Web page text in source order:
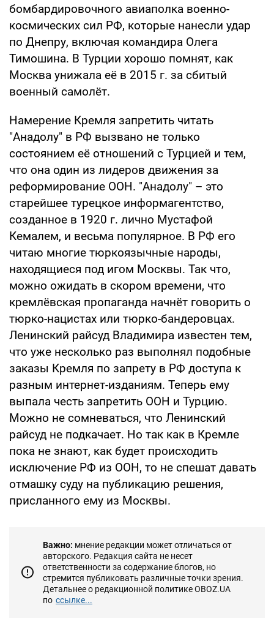
бомбардировочного авиаполка военно-
космических сил РФ, которые нанесли удар
по Днепру, включая командира Олега
Тимошина. В Турции хорошо помнят, как
Москва унижала её в 2015 г. за сбитый
военный самолёт.
Намерение Кремля запретить читать
"Анадолу" в РФ вызвано не только
состоянием её отношений с Турцией и тем,
что она один из лидеров движения за
реформирование ООН. "Анадолу" – это
старейшее турецкое информагентство,
созданное в 1920 г. лично Мустафой
Кемалем, и весьма популярное. В РФ его
читаю многие тюркоязычные народы,
находящиеся под игом Москвы. Так что,
можно ожидать в скором времени, что
кремлёвская пропаганда начнёт говорить о
тюрко-нацистах или тюрко-бандеровцах.
Ленинский райсуд Владимира известен тем,
что уже несколько раз выполнял подобные
заказы Кремля по запрету в РФ доступа к
разным интернет-изданиям. Теперь ему
выпала честь запретить ООН и Турцию.
Можно не сомневаться, что Ленинский
райсуд не подкачает. Но так как в Кремле
пока не знают, как будет происходить
исключение РФ из ООН, то не спешат давать
отмашку суду на публикацию решения,
присланного ему из Москвы.
Важно: мнение редакции может отличаться от
авторского. Редакция сайта не несет
ответственности за содержание блогов, но
стремится публиковать различные точки зрения.
Детальнее о редакционной политике OBOZ.UA
по ссылке...